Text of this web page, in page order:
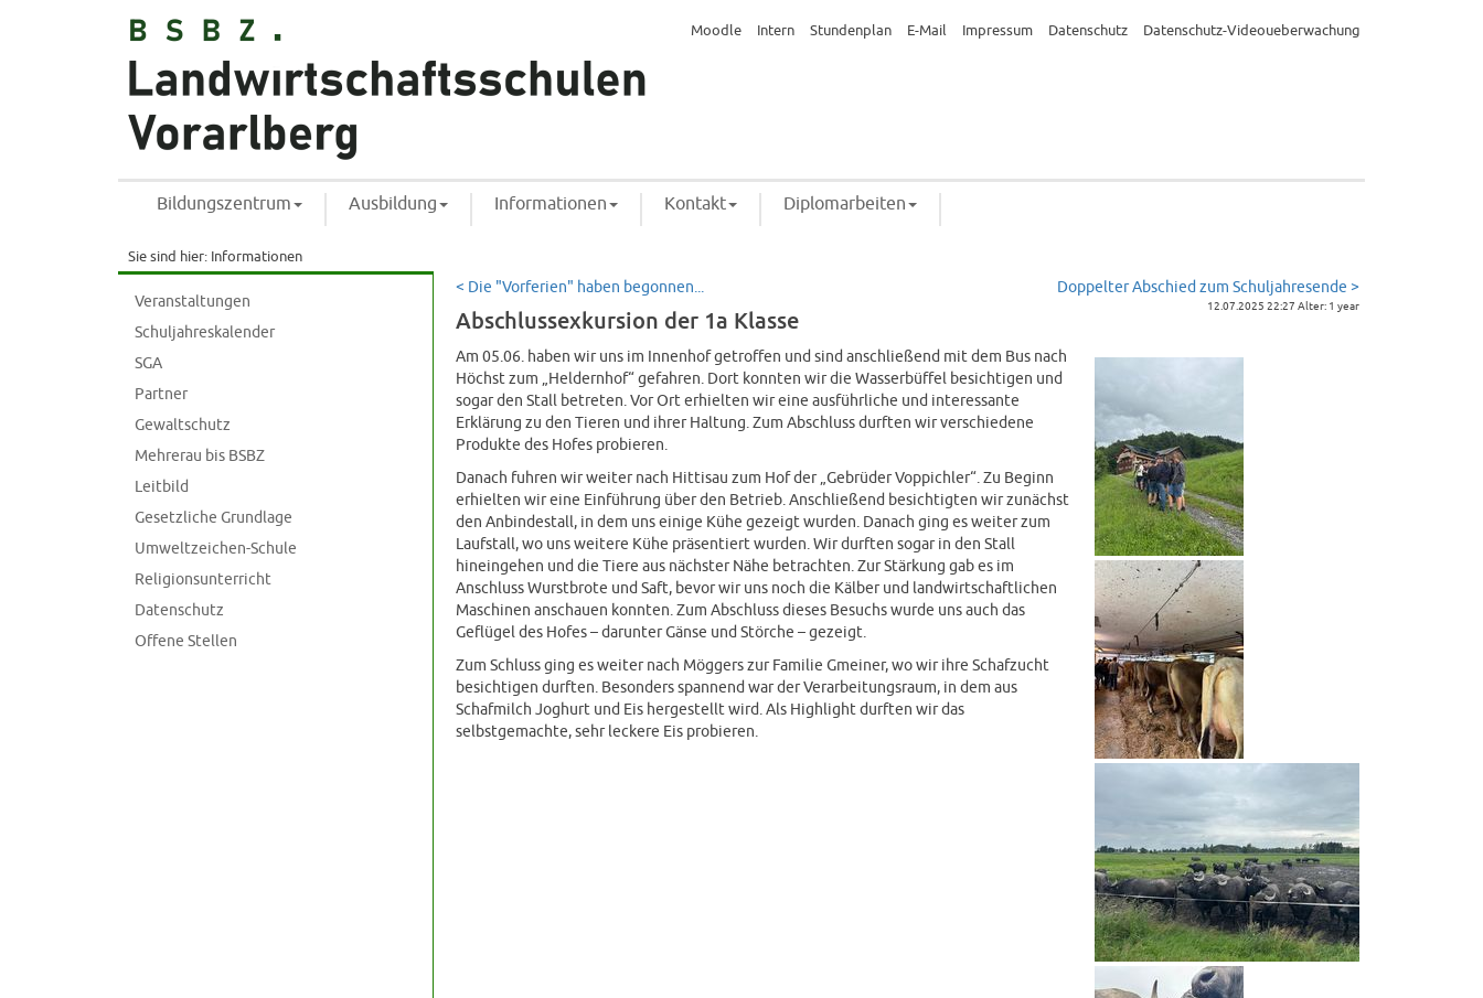
Moodle Intern Stundenplan E-Mail Impressum Datenschutz Datenschutz-Videoueberwachung
Bildungszentrum Ausbildung Informationen Kontakt Diplomarbeiten
Sie sind hier: Informationen
Veranstaltungen
Schuljahreskalender
SGA
Partner
Gewaltschutz
Mehrerau bis BSBZ
Leitbild
Gesetzliche Grundlage
Umweltzeichen-Schule
Religionsunterricht
Datenschutz
Offene Stellen
Doppelter Abschied zum Schuljahresende >
< Die "Vorferien" haben begonnen...
12.07.2025 22:27 Alter: 1 year
Abschlussexkursion der 1a Klasse
Am 05.06. haben wir uns im Innenhof getroffen und sind anschließend mit dem Bus nach
Höchst zum „Heldernhof“ gefahren. Dort konnten wir die Wasserbüffel besichtigen und
sogar den Stall betreten. Vor Ort erhielten wir eine ausführliche und interessante
Erklärung zu den Tieren und ihrer Haltung. Zum Abschluss durften wir verschiedene
Produkte des Hofes probieren.
Danach fuhren wir weiter nach Hittisau zum Hof der „Gebrüder Voppichler“. Zu Beginn
erhielten wir eine Einführung über den Betrieb. Anschließend besichtigten wir zunächst
den Anbindestall, in dem uns einige Kühe gezeigt wurden. Danach ging es weiter zum
Laufstall, wo uns weitere Kühe präsentiert wurden. Wir durften sogar in den Stall
hineingehen und die Tiere aus nächster Nähe betrachten. Zur Stärkung gab es im
Anschluss Wurstbrote und Saft, bevor wir uns noch die Kälber und landwirtschaftlichen
Maschinen anschauen konnten. Zum Abschluss dieses Besuchs wurde uns auch das
Geflügel des Hofes – darunter Gänse und Störche – gezeigt.
Zum Schluss ging es weiter nach Möggers zur Familie Gmeiner, wo wir ihre Schafzucht
besichtigen durften. Besonders spannend war der Verarbeitungsraum, in dem aus
Schafmilch Joghurt und Eis hergestellt wird. Als Highlight durften wir das
selbstgemachte, sehr leckere Eis probieren.